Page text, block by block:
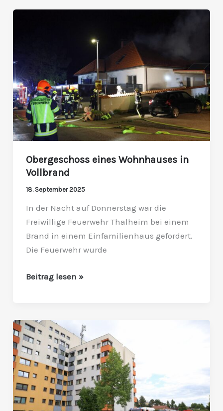
Obergeschoss eines Wohnhauses in
Vollbrand
18. September 2025
In der Nacht auf Donnerstag war die
Freiwillige Feuerwehr Thalheim bei einem
Brand in einem Einfamilienhaus gefordert.
Die Feuerwehr wurde
Vollbrand
Beitrag lesen »
Unterstützung
der
Feuerwehr
Wels
bei
Brandeinsatz